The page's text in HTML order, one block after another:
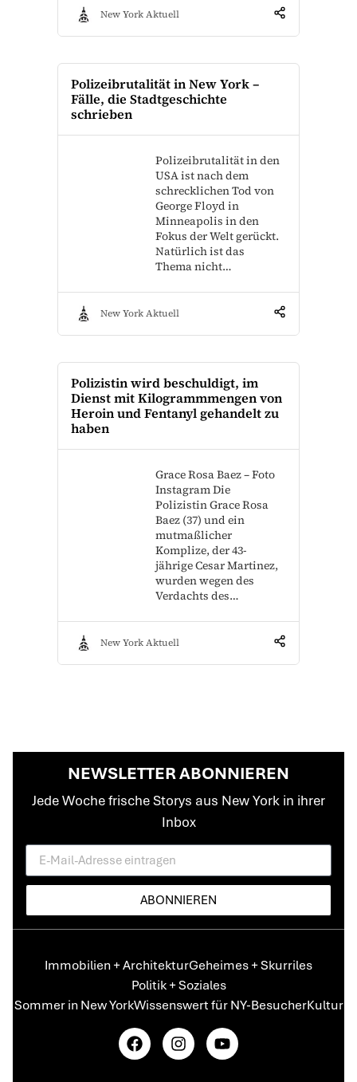
New York Aktuell
Polizeibrutalität in New York –
Fälle, die Stadtgeschichte
schrieben
Polizeibrutalität in den
USA ist nach dem
schrecklichen Tod von
George Floyd in
Minneapolis in den
Fokus der Welt gerückt.
Natürlich ist das
Thema nicht…
New York Aktuell
Polizistin wird beschuldigt, im
Dienst mit Kilogrammmengen von
Heroin und Fentanyl gehandelt zu
haben
Grace Rosa Baez – Foto
Instagram Die
Polizistin Grace Rosa
Baez (37) und ein
mutmaßlicher
Komplize, der 43-
jährige Cesar Martinez,
wurden wegen des
Verdachts des…
New York Aktuell
NEWSLETTER ABONNIEREN
Jede Woche frische Storys aus New York in ihrer
Inbox
ABONNIEREN
Immobilien + ArchitekturGeheimes + Skurriles
Politik + Soziales
Sommer in New YorkWissenswert für NY-BesucherKultur